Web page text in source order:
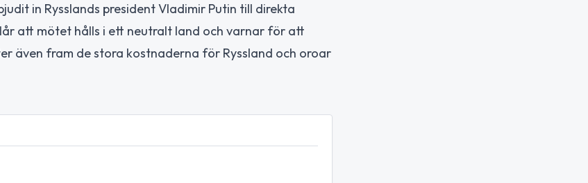
in Rysslands president Vladimir Putin till direkta
att mötet hålls i ett neutralt land och varnar för att
även fram de stora kostnaderna för Ryssland och oroar